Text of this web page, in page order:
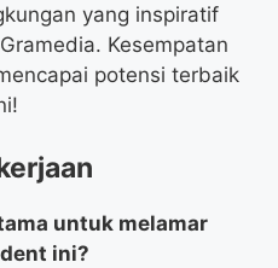
yang inspiratif
Kesempatan
potensi terbaik
untuk melamar
ini?